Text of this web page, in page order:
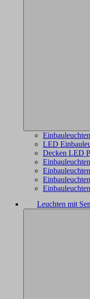
Einbauleuchten
LED
Decken LED
Einbauleuchten
Leuchten mit